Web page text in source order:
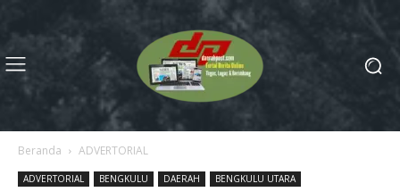
Beranda ADVERTORIAL
ADVERTORIAL BENGKULU DAERAH BENGKULU UTARA